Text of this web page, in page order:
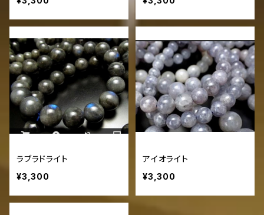
ラブラドライト
¥3,300
アイオライト
¥3,300